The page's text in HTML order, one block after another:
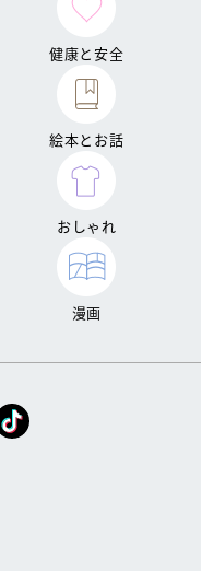
健康と安全
絵本とお話
おしゃれ
漫画